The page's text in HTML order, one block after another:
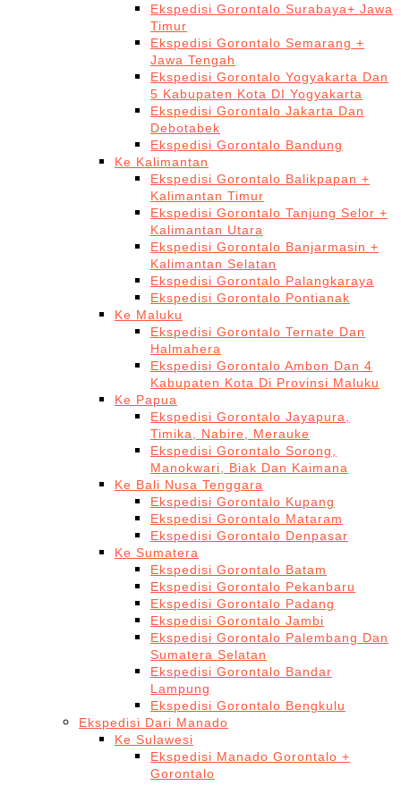
Ekspedisi Gorontalo Surabaya+ Jawa
Timur
Ekspedisi Gorontalo Semarang +
Jawa Tengah
Ekspedisi Gorontalo Yogyakarta Dan
5 Kabupaten Kota DI Yogyakarta
Ekspedisi Gorontalo Jakarta Dan
Debotabek
Ekspedisi Gorontalo Bandung
Ke Kalimantan
Ekspedisi Gorontalo Balikpapan +
Kalimantan Timur
Ekspedisi Gorontalo Tanjung Selor +
Kalimantan Utara
Ekspedisi Gorontalo Banjarmasin +
Kalimantan Selatan
Ekspedisi Gorontalo Palangkaraya
Ekspedisi Gorontalo Pontianak
Ke Maluku
Ekspedisi Gorontalo Ternate Dan
Halmahera
Ekspedisi Gorontalo Ambon Dan 4
Kabupaten Kota Di Provinsi Maluku
Ke Papua
Ekspedisi Gorontalo Jayapura,
Timika, Nabire, Merauke
Ekspedisi Gorontalo Sorong,
Manokwari, Biak Dan Kaimana
Ke Bali Nusa Tenggara
Ekspedisi Gorontalo Kupang
Ekspedisi Gorontalo Mataram
Ekspedisi Gorontalo Denpasar
Ke Sumatera
Ekspedisi Gorontalo Batam
Ekspedisi Gorontalo Pekanbaru
Ekspedisi Gorontalo Padang
Ekspedisi Gorontalo Jambi
Ekspedisi Gorontalo Palembang Dan
Sumatera Selatan
Ekspedisi Gorontalo Bandar
Lampung
Ekspedisi Gorontalo Bengkulu
Ekspedisi Dari Manado
Ke Sulawesi
Ekspedisi Manado Gorontalo +
Gorontalo